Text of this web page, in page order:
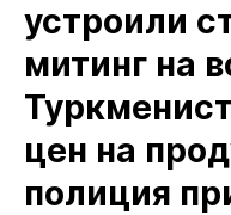
устроили
митинг на
цен на
полиция